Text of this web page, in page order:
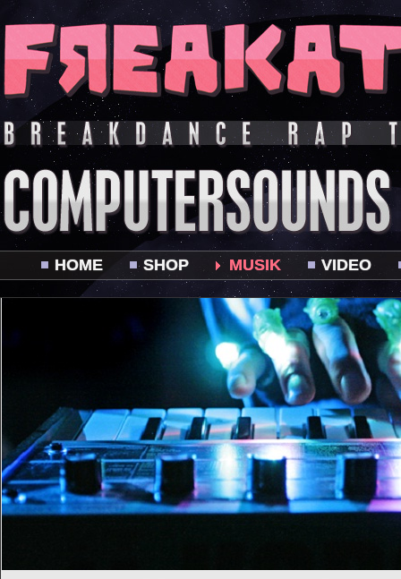
HOME SHOP MUSIK VIDEO